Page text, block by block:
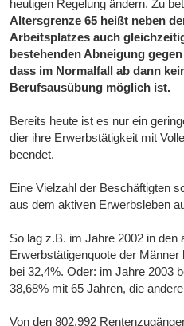
heutigen Regelung ändern. Zu
Altersgrenze 65 heißt neben
Arbeitsplatzes auch
bestehenden Abneigung
dass im Normalfall ab dann
Berufsausübung möglich ist.
Bereits heute ist es nur ein
dier ihre Erwerbstätigkeit mit
beendet.
Eine Vielzahl der Beschäftigten
aus dem aktiven Erwerbsleben
So lag z.B. im Jahre 2002 in den
Erwerbstätigenquote der
bei 32,4%. Oder: im Jahre 2003
38,68% mit 65 Jahren, die
Von den 802.992